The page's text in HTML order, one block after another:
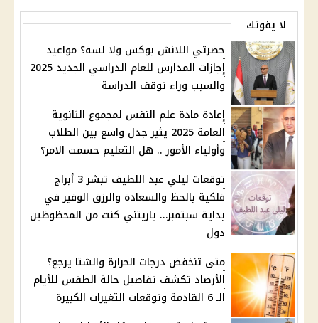
لا يفوتك
حضرتي اللانش بوكس ولا لسة؟ مواعيد
إجازات المدارس للعام الدراسي الجديد 2025
والسبب وراء توقف الدراسة
إعادة مادة علم النفس لمجموع الثانوية
العامة 2025 يثير جدل واسع بين الطلاب
وأولياء الأمور .. هل التعليم حسمت الامر؟
توقعات ليلي عبد اللطيف تبشر 3 أبراج
فلكية بالحظ والسعادة والرزق الوفير في
بداية سبتمبر… ياريتني كنت من المحظوظين
دول
متى تنخفض درجات الحرارة والشتا يرجع؟
الأرصاد تكشف تفاصيل حالة الطقس للأيام
الـ 6 القادمة وتوقعات التغيرات الكبيرة